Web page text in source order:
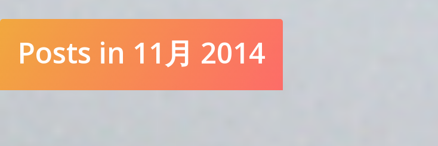
キ
Posts in 11月 2014